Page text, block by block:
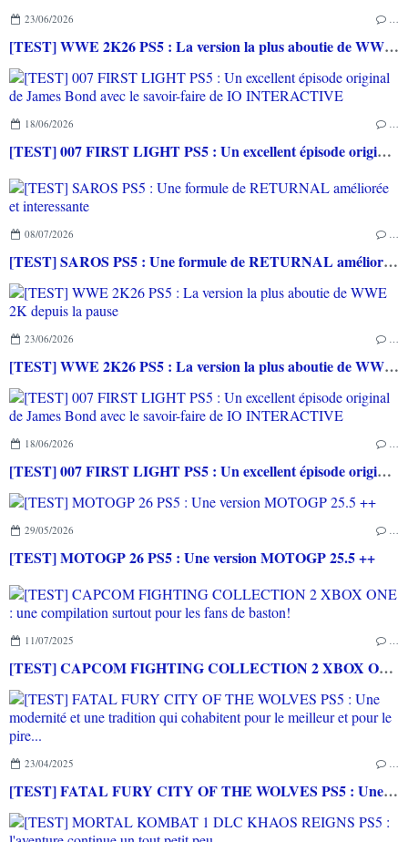
23/06/2026
[TEST] WWE 2K26 PS5 : La version la plus aboutie de WWE 2K depuis la pause
18/06/2026
[TEST] 007 FIRST LIGHT PS5 : Un excellent épisode original de James Bond avec le savoir-faire de IO INTERACTIVE
08/07/2026
[TEST] SAROS PS5 : Une formule de RETURNAL améliorée et interessante
23/06/2026
[TEST] WWE 2K26 PS5 : La version la plus aboutie de WWE 2K depuis la pause
18/06/2026
[TEST] 007 FIRST LIGHT PS5 : Un excellent épisode original de James Bond avec le savoir-faire de IO INTERACTIVE
29/05/2026
[TEST] MOTOGP 26 PS5 : Une version MOTOGP 25.5 ++
11/07/2025
[TEST] CAPCOM FIGHTING COLLECTION 2 XBOX ONE : une compilation surtout pour les fans de baston!
23/04/2025
[TEST] FATAL FURY CITY OF THE WOLVES PS5 : Une modernité et une tradition qui cohabitent pour le meilleur et pour le pire...